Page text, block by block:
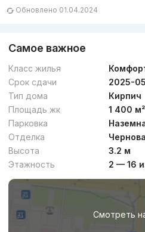
Обновлено 01.04.2024
Самое важное
Класс жилья
Срок сдачи
2025-
Тип дома
Кирпич
Площадь жк
1 400 м²
Парковка
Отделка
Высота
3.2 м
Этажность
2 — 16
Смотреть